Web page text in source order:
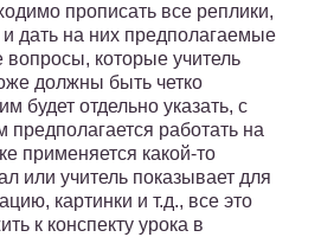
прописать все реплики,
дать на них предполагаемые
вопросы, которые учитель
должны быть четко
будет отдельно указать, с
предполагается работать на
применяется какой-то
или учитель показывает для
картинки и т.д., все это
к конспекту урока в